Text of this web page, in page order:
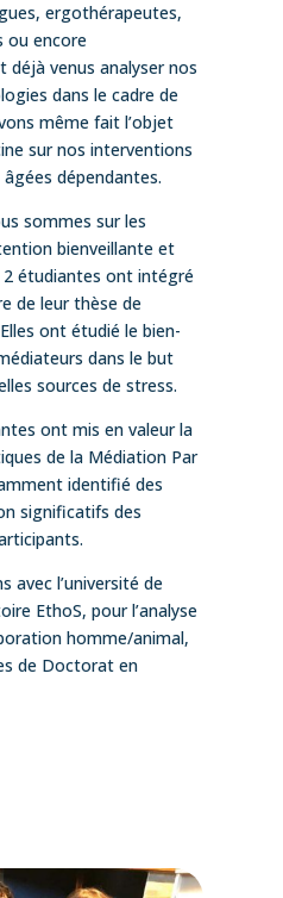
ergothérapeutes,
ou encore
déjà venus analyser nos
dans le cadre de
même fait l’objet
sur nos interventions
dépendantes.
sommes sur les
bienveillante et
2 étudiantes ont intégré
de leur thèse de
ont étudié le bien-
dans le but
sources de stress.
ont mis en valeur la
de la Médiation Par
identifié des
significatifs des
avec l’université de
EthoS, pour l’analyse
homme/animal,
de Doctorat en